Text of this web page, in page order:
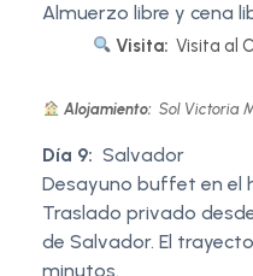
Almuerzo libre y cena
Visita: Visita al
Alojamiento: Sol Victoria
Día 9: Salvador
Desayuno buffet en el
Traslado privado
de Salvador. El
minutos.